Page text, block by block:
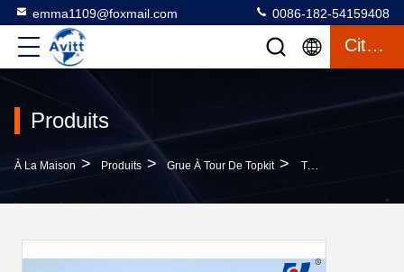
emma1109@foxmail.com 0086-182-54159408
Citation
Produits
À La Maison > Produits > Grue À Tour De Topkit > Tour De La Ligne Électrique Hammer Head Crane 5tons QTZ50 ((5010) HYCM Tour De La Grue